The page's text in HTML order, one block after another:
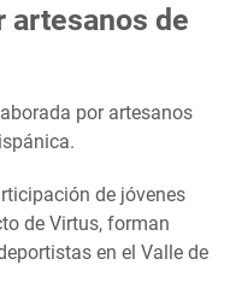
artesanos de
por artesanos
de jóvenes
de Virtus, forman
en el Valle de